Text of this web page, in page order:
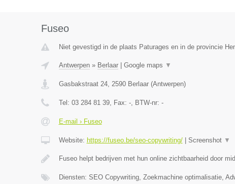
Fuseo
Niet gevestigd in de plaats Paturages en in de provincie
Antwerpen» Berlaar| Google maps ▼
Gasbakstraat 24, 2590 Berlaar(Antwerpen)
Tel: 03 284 81 39, Fax: -, BTW-nr: -
E-mail › Fuseo
Website: https://fuseo.be/seo-copywriting/| Screenshot ▼
Fuseo helpt bedrijven met hun online zichtbaarheid door
Diensten: SEO Copywriting, Zoekmachine optimalisatie,